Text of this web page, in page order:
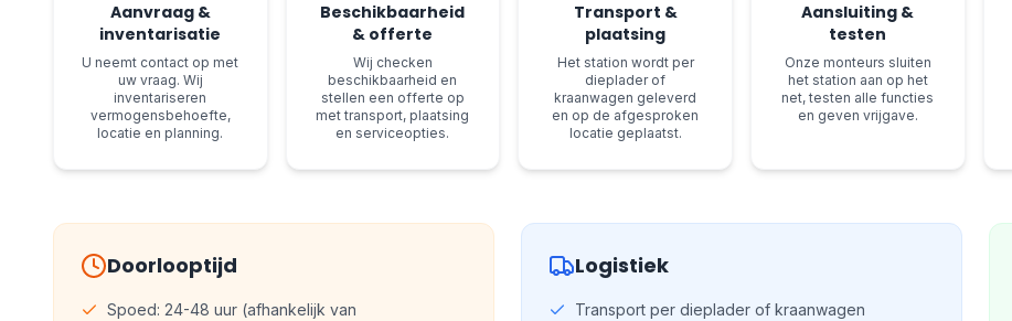
Aanvraag &
inventarisatie
U neemt contact op met
uw vraag. Wij
inventariseren
vermogensbehoefte,
locatie en planning.
Beschikbaarheid
& offerte
Wij checken
beschikbaarheid en
stellen een offerte op
met transport, plaatsing
en serviceopties.
Transport &
plaatsing
Het station wordt per
dieplader of
kraanwagen geleverd
en op de afgesproken
locatie geplaatst.
Aansluiting &
testen
Onze monteurs sluiten
het station aan op het
net, testen alle functies
en geven vrijgave.
Doorlooptijd
Spoed: 24-48 uur (afhankelijk van
Logistiek
Transport per dieplader of kraanwagen